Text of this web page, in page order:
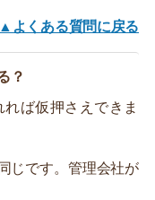
▲よくある質問に戻る
？
ば仮押さえできま
じです。管理会社が